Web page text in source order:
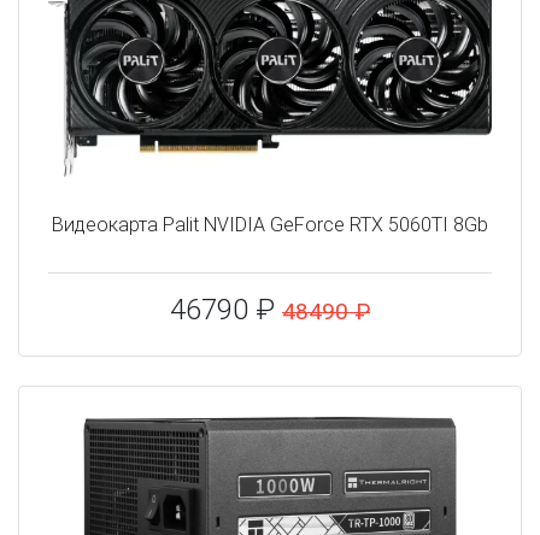
Видеокарта Palit NVIDIA GeForce RTX 5060TI 8Gb
46790 ₽ 48490 ₽